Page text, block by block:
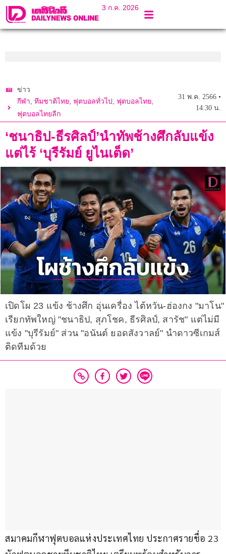
3 ก.ค. 2026
ข่าว
กีฬา, ทีมชาติไทย, ฟุตบอลทั่วไป , ฟุตบอลไทย,
ฟุตบอลไทยลีก
31 พ.ค. 2566 •
14:30 น.
‘ชนาธิป-ธีรศิลป์’นำทัพช้างศึกลับแข้ง
แต่ไร้ ‘บุรีรัมย์ ยูไนเต็ด’
เปิดโผ 23 แข้ง ช้างศึก อุ่นเครื่อง ไต้หวัน-ฮ่องกง "มาโน"
เรียกทัพใหญ่ "ชนาธิป, สุภโชค, ธีรศิลป์, สารัช" แต่ไม่มี
แข้ง "บุรีรัมย์" ส่วน "อนันต์ ยอดสังวาลย์" นำดาวซีเกมส์
ติดทีมด้วย
สมาคมกีฬาฟุตบอลแห่งประเทศไทย ประกาศรายชื่อ 23